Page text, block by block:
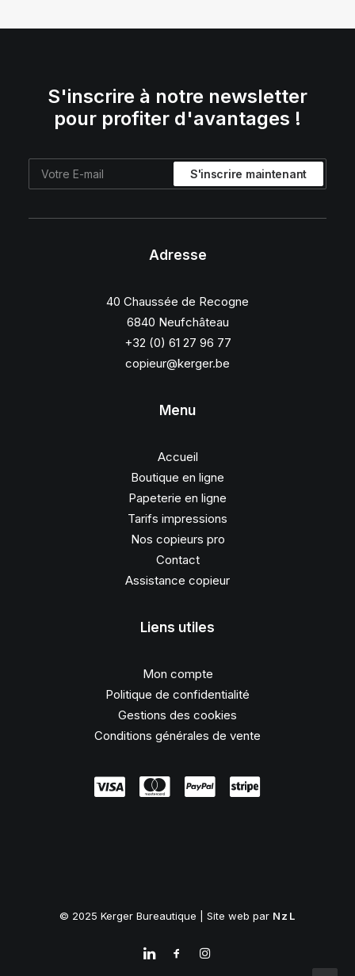
S'inscrire à notre newsletter
pour profiter d'avantages !
Adresse
40 Chaussée de Recogne
6840 Neufchâteau
+32 (0) 61 27 96 77
copieur@kerger.be
Menu
Accueil
Boutique en ligne
Papeterie en ligne
Tarifs impressions
Nos copieurs pro
Contact
Assistance copieur
Liens utiles
Mon compte
Politique de confidentialité
Gestions des cookies
Conditions générales de vente
© 2025 Kerger Bureautique | Site web par NzL